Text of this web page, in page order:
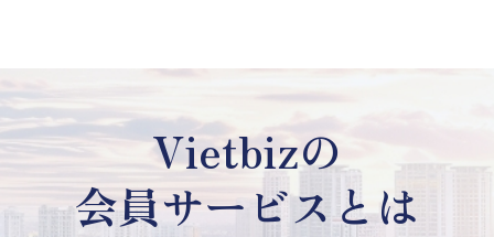
Vietbizの
会員サービスとは